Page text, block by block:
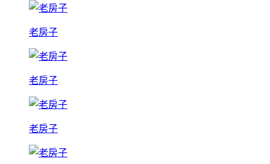
老房子
老房子
老房子